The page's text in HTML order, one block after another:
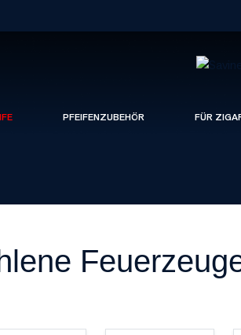
PFEIFENZUBEHÖR FÜR